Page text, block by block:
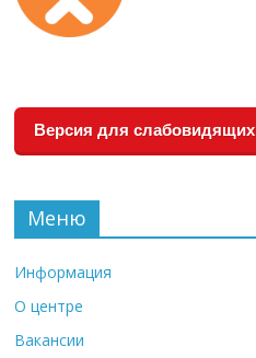
Версия для слабовидящих
Меню
Информация
О центре
Вакансии